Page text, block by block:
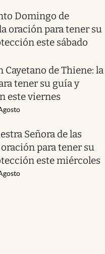
Domingo de
oración para tener su
este sábado
Cayetano de Thiene: la
tener su guía y
este viernes
Señora de las
para tener su
este miércoles